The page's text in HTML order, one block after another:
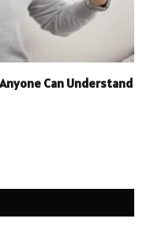
Can Understand